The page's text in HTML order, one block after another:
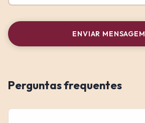
ENVIAR MENSAGEM
Perguntas frequentes